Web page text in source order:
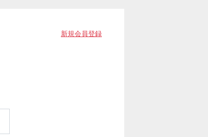
新規会員登録